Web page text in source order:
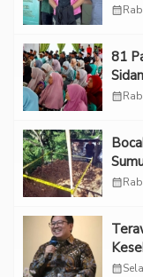
calendar_month
81
calendar_month
calendar_month
calendar_month